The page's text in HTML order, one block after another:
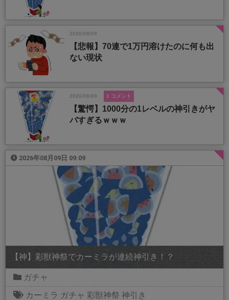
2026/08/09
【悲報】70連で1万円溶けたのに何も出
ない現状
2026/08/09 1 コメント
【驚愕】1000分の1レベルの神引きがヤ
バすぎるｗｗｗ
2026年08月09日 09:09
【神】彩獣神祭でカーミラが連続神引き！？
ガチャ
カーミラ ガチャ 彩獣神祭 神引き